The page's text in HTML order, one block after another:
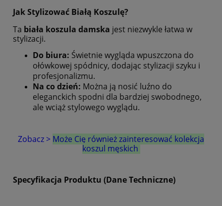
Jak Stylizować Białą Koszulę?
Ta biała koszula damska jest niezwykle łatwa w
stylizacji.
Do biura: Świetnie wygląda wpuszczona do
ołówkowej spódnicy, dodając stylizacji szyku i
profesjonalizmu.
Na co dzień: Można ją nosić luźno do
eleganckich spodni dla bardziej swobodnego,
ale wciąż stylowego wyglądu.
Zobacz > Może Cię również zainteresować kolekcja
koszul męskich
Specyfikacja Produktu (Dane Techniczne)